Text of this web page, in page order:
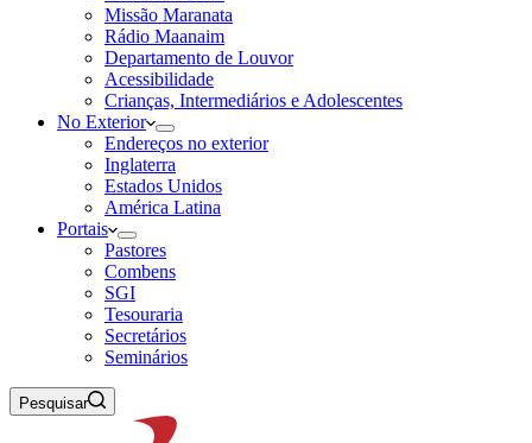
Missão Maranata
Rádio Maanaim
Departamento de Louvor
Acessibilidade
Crianças, Intermediários e Adolescentes
No Exterior
Endereços no exterior
Inglaterra
Estados Unidos
América Latina
Portais
Pastores
Combens
SGI
Tesouraria
Secretários
Seminários
Pesquisar